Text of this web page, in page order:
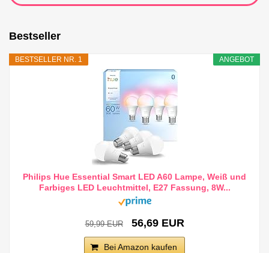
Bestseller
ANGEBOT
BESTSELLER NR. 1
Philips Hue Essential Smart LED A60 Lampe, Weiß und
Farbiges LED Leuchtmittel, E27 Fassung, 8W...
59,99 EUR 56,69 EUR
Bei Amazon kaufen